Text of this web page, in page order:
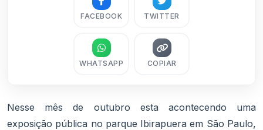
FACEBOOK TWITTER
WHATSAPP COPIAR
Nesse mês de outubro esta acontecendo uma
exposição pública no parque Ibirapuera em São Paulo,